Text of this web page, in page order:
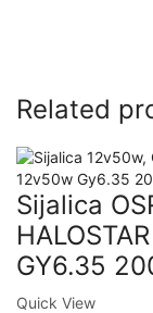
Related
Sijalica
GY6.35
Quick View